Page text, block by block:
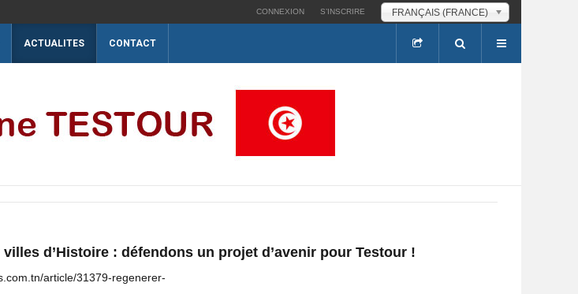
FRANÇAIS (FRANCE)
CONNEXION S’INSCRIRE
ACTUALITES CONTACT
villes d’Histoire : défendons un projet d’avenir pour Testour !
article/31379-regenerer-